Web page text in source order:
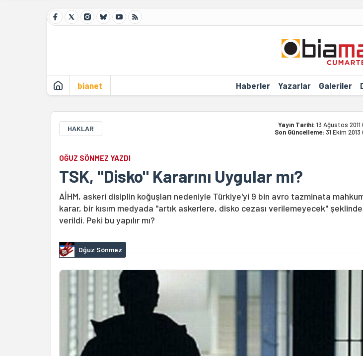
bianet Haberler Yazarlar Galeriler
HAKLAR Yayın Tarihi: 13 Ağustos 2011
Son Güncelleme: 31 Ekim
OĞUZ SÖNMEZ YAZDI
TSK, "Disko" Kararını Uygular mı?
AİHM, askeri disiplin koğuşları nedeniyle Türkiye'yi 9 bin avro tazminata
karar, bir kısım medyada "artık askerlere, disko cezası verilemeyecek"
verildi. Peki bu yapılır mı?
Oğuz Sönmez